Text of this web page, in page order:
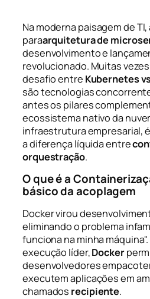
Na moderna paisagem de
paraarquitetura de
desenvolvimento e
revolucionado. Muitas
desafio entre Kubernetes
são tecnologias
antes os pilares
ecossistemanativo da
infraestrutura empresarial,
a diferença líquida entre
orquestração.
O que é a
básico da acoplagem
Docker virou
eliminando o problema
funciona na minha
execução líder,Docker
desenvolvedores
executem aplicações em
chamados recipiente.